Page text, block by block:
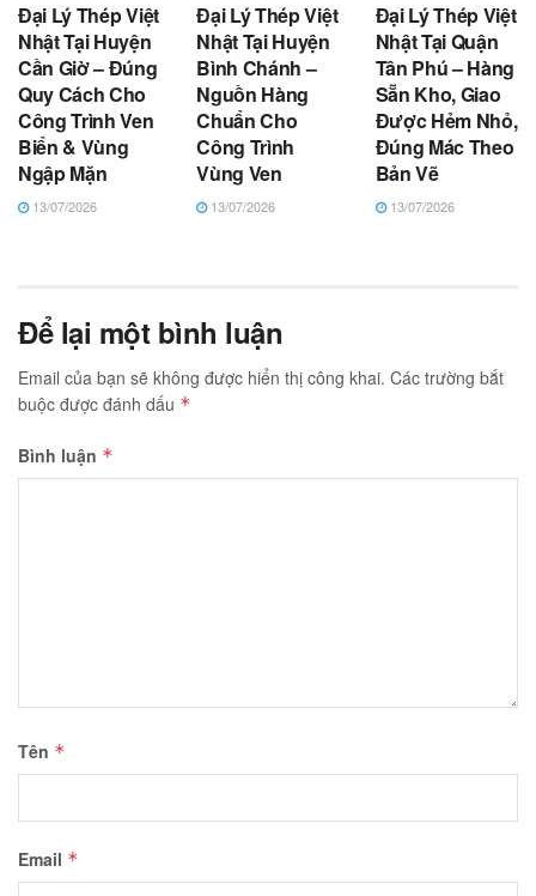
Đại Lý Thép Việt
Nhật Tại Huyện
Cần Giờ – Đúng
Quy Cách Cho
Công Trình Ven
Biển & Vùng
Ngập Mặn
13/07/2026
Đại Lý Thép Việt
Nhật Tại Huyện
Bình Chánh –
Nguồn Hàng
Chuẩn Cho
Công Trình
Vùng Ven
13/07/2026
Đại Lý Thép Việt
Nhật Tại Quận
Tân Phú – Hàng
Sẵn Kho, Giao
Được Hẻm Nhỏ,
Đúng Mác Theo
Bản Vẽ
13/07/2026
Để lại một bình luận
Email của bạn sẽ không được hiển thị công khai. Các trường bắt
buộc được đánh dấu *
Bình luận *
Tên *
Email *